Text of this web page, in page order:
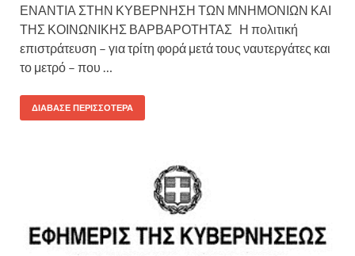
ΕΝΑΝΤΙΑ ΣΤΗΝ ΚΥΒΕΡΝΗΣΗ ΤΩΝ ΜΝΗΜΟΝΙΩΝ ΚΑΙ
ΤΗΣ ΚΟΙΝΩΝΙΚΗΣ ΒΑΡΒΑΡΟΤΗΤΑΣ Η πολιτική
επιστράτευση – για τρίτη φορά μετά τους ναυτεργάτες και
το μετρό – που …
ΔΙΆΒΑΣΕ ΠΕΡΙΣΣΌΤΕΡΑ